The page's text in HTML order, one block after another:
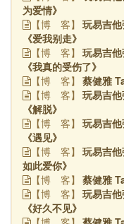
为爱情》
【博 客】
玩易吉
《爱我别走》
【博 客】
玩易吉
《我真的受伤了》
【博 客】 蔡健雅
【博 客】
玩易吉
《解脱》
【博 客】
玩易吉
《遇见》
【博 客】
玩易吉
如此爱你》
【博 客】 蔡健雅
【博 客】
玩易吉
《好久不见》